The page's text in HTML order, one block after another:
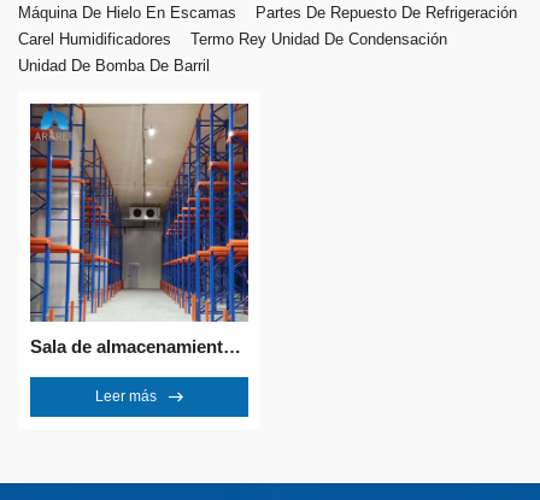
Máquina De Hielo En Escamas
Partes De Repuesto De Refrigeración
Carel Humidificadores
Termo Rey Unidad De Condensación
Unidad De Bomba De Barril
Sala de almacenamiento en frío
Leer más